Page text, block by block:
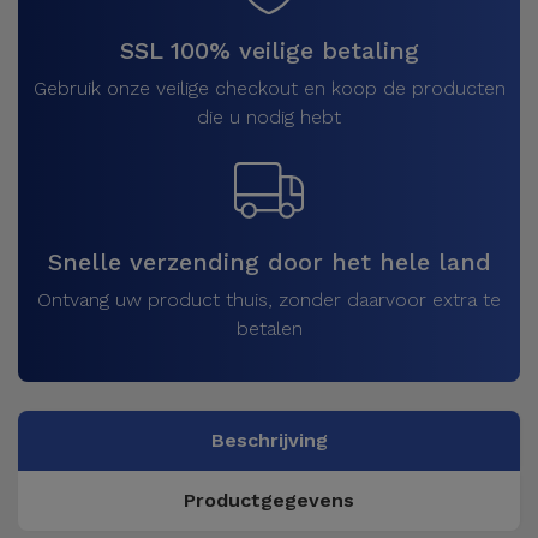
SSL 100% veilige betaling
Gebruik onze veilige checkout en koop de producten
die u nodig hebt
Snelle verzending door het hele land
Ontvang uw product thuis, zonder daarvoor extra te
betalen
Beschrijving
Productgegevens